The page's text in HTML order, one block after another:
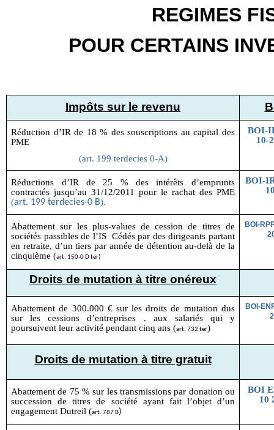
REGIMES
POUR CERTAINS
Impôts sur le revenu
Réduction d’IR de 18 % des souscriptions au capital des
PME
(art. 199 terdecies 0-A)
BOI-
10-
Réductions d’IR de 25 % des intérêts d’emprunts
contractés jusqu’au 31/12/2011 pour le rachat des PME
(art. 199 terdecies-0 B).
BOI-
Abattement sur les plus-values de cession de titres de
sociétés passibles de l’IS Cédés par des dirigeants partant
en retraite, d’un tiers par année de détention au-delà de la
cinquième (art. 150-0 D ter)
BOI-
Droits de mutation à titre onéreux
Abattement de 300.000 € sur les droits de mutation dus
sur les cessions d’entreprises . aux salariés qui y
poursuivent leur activité pendant cinq ans (art. 732 ter)
BOI-
Droits de mutation à titre gratuit
Abattement de 75 % sur les transmissions par donation ou
succession de titres de société ayant fait l’objet d’un
engagement Dutreil (art. 787 B)
BOI
10